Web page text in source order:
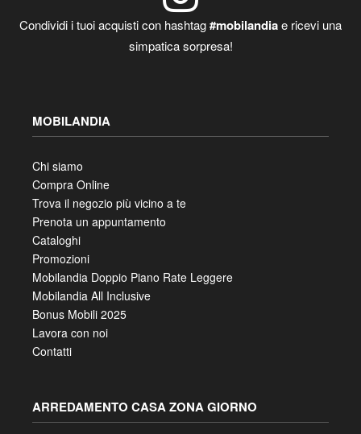
Condividi i tuoi acquisti con hashtag#mobilandiae ricevi una
simpatica sorpresa!
MOBILANDIA
Chi siamo
Compra Online
Trova il negozio più vicino a te
Prenota un appuntamento
Cataloghi
Promozioni
Mobilandia Doppio Piano Rate Leggere
Mobilandia All Inclusive
Bonus Mobili 2025
Lavora con noi
Contatti
ARREDAMENTO CASA ZONA GIORNO